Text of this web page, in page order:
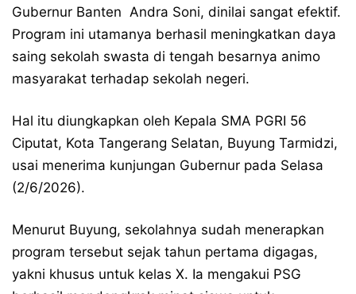
Gubernur Banten Andra Soni, dinilai sangat efektif.
Program ini utamanya berhasil meningkatkan daya
saing sekolah swasta di tengah besarnya animo
masyarakat terhadap sekolah negeri.
​Hal itu diungkapkan oleh Kepala SMA PGRI 56
Ciputat, Kota Tangerang Selatan, Buyung Tarmidzi,
usai menerima kunjungan Gubernur pada Selasa
(2/6/2026).
​Menurut Buyung, sekolahnya sudah menerapkan
program tersebut sejak tahun pertama digagas,
yakni khusus untuk kelas X. Ia mengakui PSG